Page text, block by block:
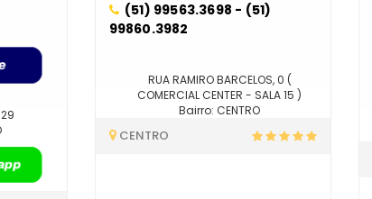
29
(51) 99563.3698 - (51)
99860.3982
RUA RAMIRO BARCELOS, 0 (
COMERCIAL CENTER - SALA 15 )
Bairro: CENTRO
CENTRO